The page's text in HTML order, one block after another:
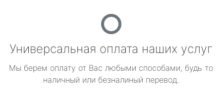
Универсальная оплата наших услуг
Мы берем оплату от Вас любыми способами, будь то
наличный или безналиный перевод.